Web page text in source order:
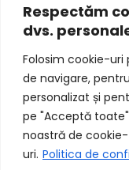
Respectăm
dvs.
Folosim cookie-
de navigare,
personalizat și
pe "Acceptă
noastră de cookie-
uri. Politica de